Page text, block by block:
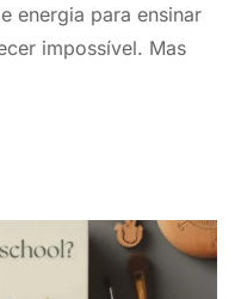
energia para ensinar
impossível. Mas